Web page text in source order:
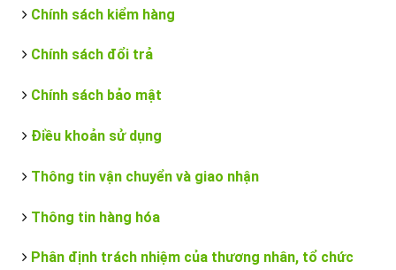
Chính sách kiểm hàng
Chính sách đổi trả
Chính sách bảo mật
Điều khoản sử dụng
Thông tin vận chuyển và giao nhận
Thông tin hàng hóa
Phân định trách nhiệm của thương nhân, tổ chức